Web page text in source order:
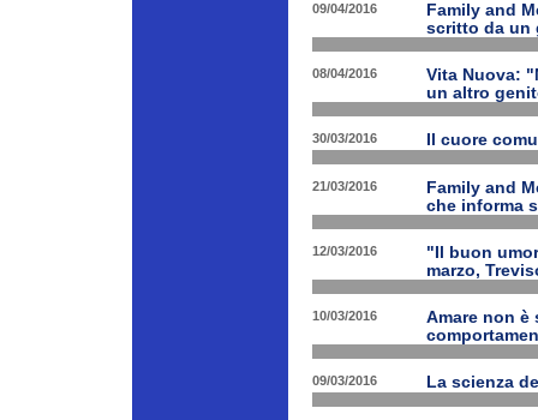
09/04/2016
Family and
scritto da un
08/04/2016
Vita Nuova:
un altro
30/03/2016 Il cuore
21/03/2016
Family and
che informa
12/03/2016
"Il buon
marzo,
10/03/2016
Amare non
09/03/2016 La scienza